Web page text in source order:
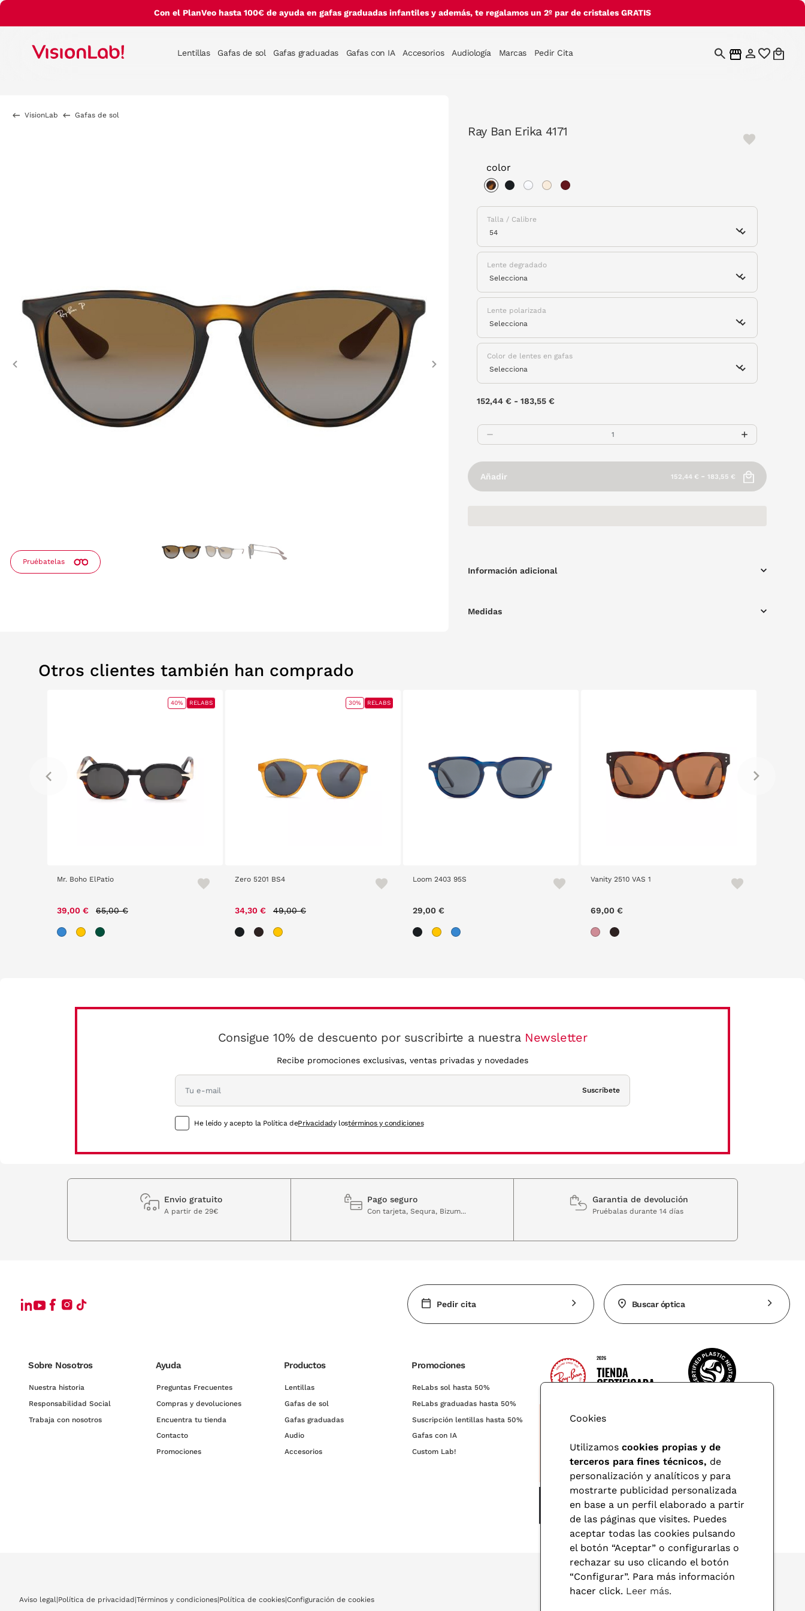
Con el PlanVeo hasta 100€ de ayuda en gafas graduadas infantiles y además, te regalamos un 2º par de cristales GRATIS
Lentillas Gafas de sol Gafas graduadas Gafas con IA Accesorios Audiología Marcas Pedir Cita
VisionLab Gafas de sol
Pruébatelas
Previous
Ray Ban Erika 4171
color
Talla / Calibre
Lente degradado
Lente polarizada
Color de lentes en gafas
152,44 € -183,55 €
Añadir 152,44 € - 183,55 €
Información adicional
Medidas
Otros clientes también han comprado
Mr. Boho ElPatio
39,00 € 65,00 €
40% RELABS
Zero 5201 BS4
34,30 € 49,00 €
30% RELABS
Loom 2403 95S
29,00 €
Vanity 2510 VAS 1
69,00 €
Consigue 10% de descuento por suscribirte a nuestra Newsletter
Recibe promociones exclusivas, ventas privadas y novedades
Suscríbete
He leído y acepto la Política dePrivacidady lostérminos y condiciones
Envio gratuito
A partir de 29€
Pago seguro
Con tarjeta, Sequra, Bizum...
Garantia de devolución
Pruébalas durante 14 días
Pedir cita Buscar óptica
Sobre Nosotros
Nuestra historia
Responsabilidad Social
Trabaja con nosotros
Ayuda
Preguntas Frecuentes
Compras y devoluciones
Encuentra tu tienda
Contacto
Promociones
Productos
Lentillas
Gafas de sol
Gafas graduadas
Audio
Accesorios
Promociones
ReLabs sol hasta 50%
ReLabs graduadas hasta 50%
Suscripción lentillas hasta 50%
Gafas con IA
Custom Lab!
Aviso legal|Política de privacidad |Términos y condiciones|Política de cookies|Configuración de cookies
Cookies
Utilizamos cookies propias y de
terceros para fines técnicos, de
personalización y analíticos y para
mostrarte publicidad personalizada
en base a un perfil elaborado a partir
de las páginas que visites. Puedes
aceptar todas las cookies pulsando
el botón “Aceptar” o configurarlas o
rechazar su uso clicando el botón
“Configurar”. Para más información
hacer click. Leer más.